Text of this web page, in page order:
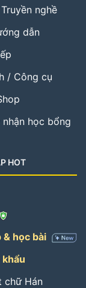
nghề
dẫn
/ Công cụ
nhận học bổng
HOT
học bài
khẩu
Hán